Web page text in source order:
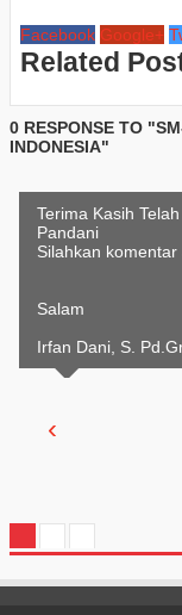
Facebook Google+
Related
0 RESPONSE TO
INDONESIA"
Terima Kasih
Pandani
Silahkan komentar
Salam
Irfan Dani, S.
‹